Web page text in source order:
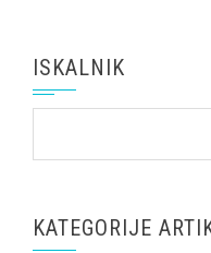
ISKALNIK
KATEGORIJE